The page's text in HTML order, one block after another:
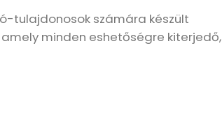
tulajdonosok számára készült
minden eshetőségre kiterjedő,